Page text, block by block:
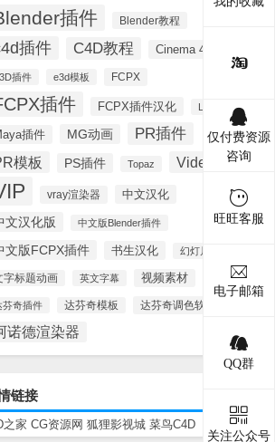
插件 Blender教程
插件 C4D教程 Cinema 4D
插件 e3d模板 FCPX
插件 FCPX插件汉化 Lynda
插件 MG动画 PR插件
模板 PS插件 Topaz Videohive
vray渲染器 中文汉化
文汉化版 中文版Blender插件
文版FCPX插件 书生汉化 幻灯片模板
字标题动画 英文字幕 视频素材
芬奇插件 达芬奇模板 达芬奇调色软件
诺德渲染器
链接
之家 CG资源网 狐狸影视城 菜鸟C4D
仅付费资源
咨询
旺旺客服
电子邮箱
QQ群
关注公众号